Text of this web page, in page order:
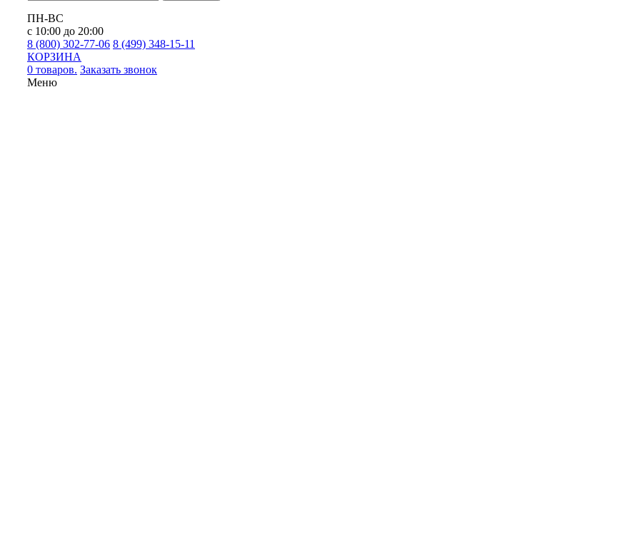
ПН-ВС
с 10:00 до 20:00
8 (800) 302-77-06 8 (499) 348-15-11
КОРЗИНА
0 товаров. Заказать звонок
Меню